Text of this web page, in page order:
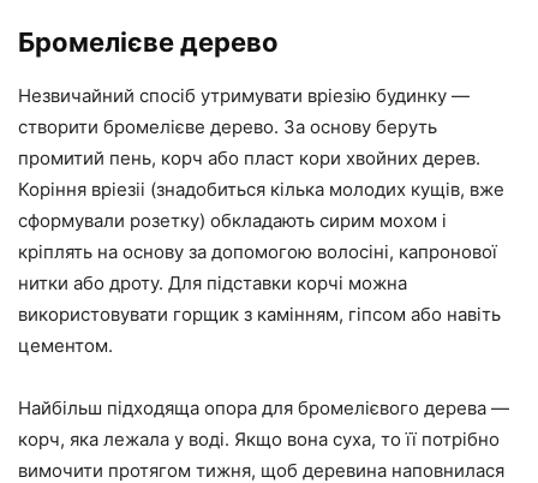
Бромелієве дерево
Незвичайний спосіб утримувати вріезію будинку —
створити бромелієве дерево. За основу беруть
промитий пень, корч або пласт кори хвойних дерев.
Коріння вріезіі (знадобиться кілька молодих кущів, вже
сформували розетку) обкладають сирим мохом і
кріплять на основу за допомогою волосіні, капронової
нитки або дроту. Для підставки корчі можна
використовувати горщик з камінням, гіпсом або навіть
цементом.
Найбільш підходяща опора для бромелієвого дерева —
корч, яка лежала у воді. Якщо вона суха, то її потрібно
вимочити протягом тижня, щоб деревина наповнилася